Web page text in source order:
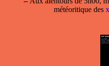
météoritique des